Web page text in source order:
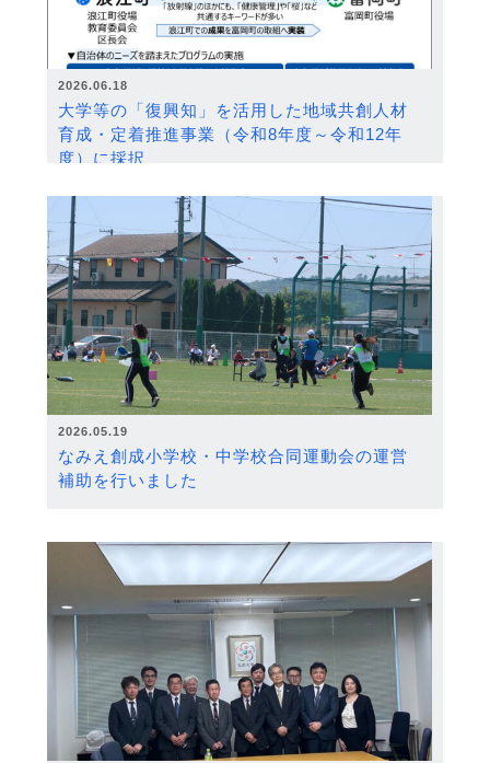
2026.06.18
大学等の「復興知」を活用した地域共創人材
育成・定着推進事業（令和8年度～令和12年
度）に採択
2026.05.19
なみえ創成小学校・中学校合同運動会の運営
補助を行いました